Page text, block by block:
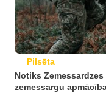
Pilsēta
Notiks
zemessargu